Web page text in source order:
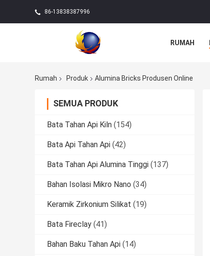
86-13838387996
RUMAH
Rumah Produk Alumina Bricks Produsen Online
SEMUA PRODUK
Bata Tahan Api Kiln (154)
Bata Api Tahan Api (42)
Bata Tahan Api Alumina Tinggi (137)
Bahan Isolasi Mikro Nano (34)
Keramik Zirkonium Silikat (19)
Bata Fireclay (41)
Bahan Baku Tahan Api (14)